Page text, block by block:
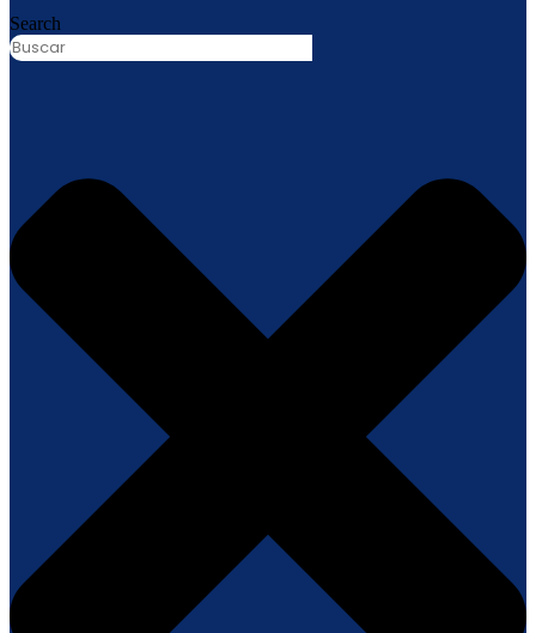
Search